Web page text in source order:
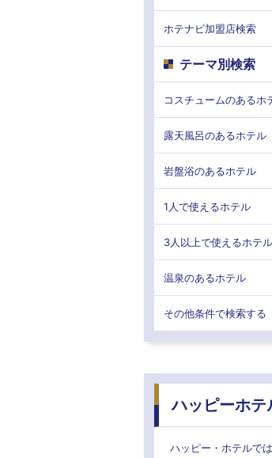
ホテナビ加盟店検索
テーマ別検索
コスチュームのあるホ
露天風呂のあるホテル
岩盤浴のあるホテル
1人で使えるホテル
3人以上で使えるホテル
温泉のあるホテル
その他条件で検索する
ハッピーホテ
ハッピー・ホテルで